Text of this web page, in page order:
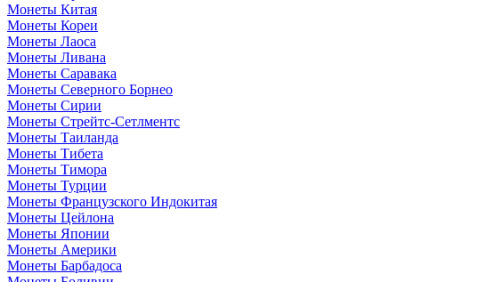
Монеты Китая
Монеты Кореи
Монеты Лаоса
Монеты Ливана
Монеты Саравака
Монеты Северного Борнео
Монеты Сирии
Монеты Стрейтс-Сетлментс
Монеты Таиланда
Монеты Тибета
Монеты Тимора
Монеты Турции
Монеты Французского Индокитая
Монеты Цейлона
Монеты Японии
Монеты Америки
Монеты Барбадоса